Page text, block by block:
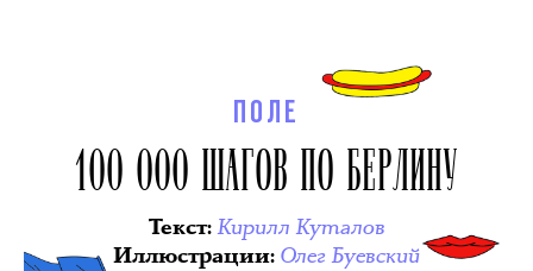
ПОЛЕ
100 000 ШАГОВ ПО БЕРЛИНУ
Текст:Кирилл Куталов
Иллюстрации: Олег Буевский